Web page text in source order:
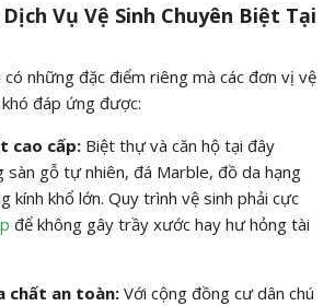
Vụ Vệ Sinh Chuyên Biệt Tại
những đặc điểm riêng mà các đơn vị vệ
đáp ứng được:
cao cấp:Biệt thự và căn hộ tại đây
gỗ tự nhiên, đá Marble, đồ da hạng
kính khổ lớn. Quy trình vệ sinh phải cực
để không gây trầy xước hay hư hỏng tài
chất an toàn:Với cộng đồng cư dân chú